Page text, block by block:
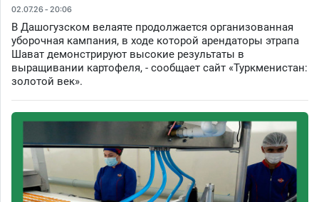
02.07.26 - 20:06
В Дашогузском велаяте продолжается организованная
уборочная кампания, в ходе которой арендаторы этрапа
Шават демонстрируют высокие результаты в
выращивании картофеля, - сообщает сайт «Туркменистан:
золотой век».